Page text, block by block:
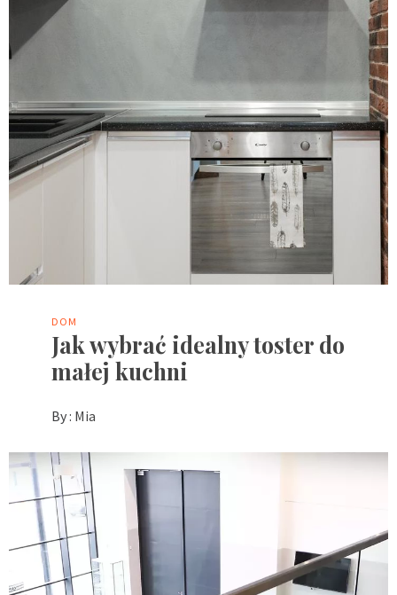
DOM
Jak wybrać idealny toster do
małej kuchni
By : Mia